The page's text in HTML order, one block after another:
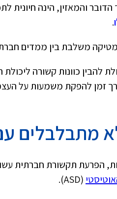
והמאזין, הינה חיונית
.
משלבת בין ממדים
להבין כוונות קשורה
זמן להפקת משמעות על
מתבלבלים
הפרעת תקשורת חברתית
(ASD).